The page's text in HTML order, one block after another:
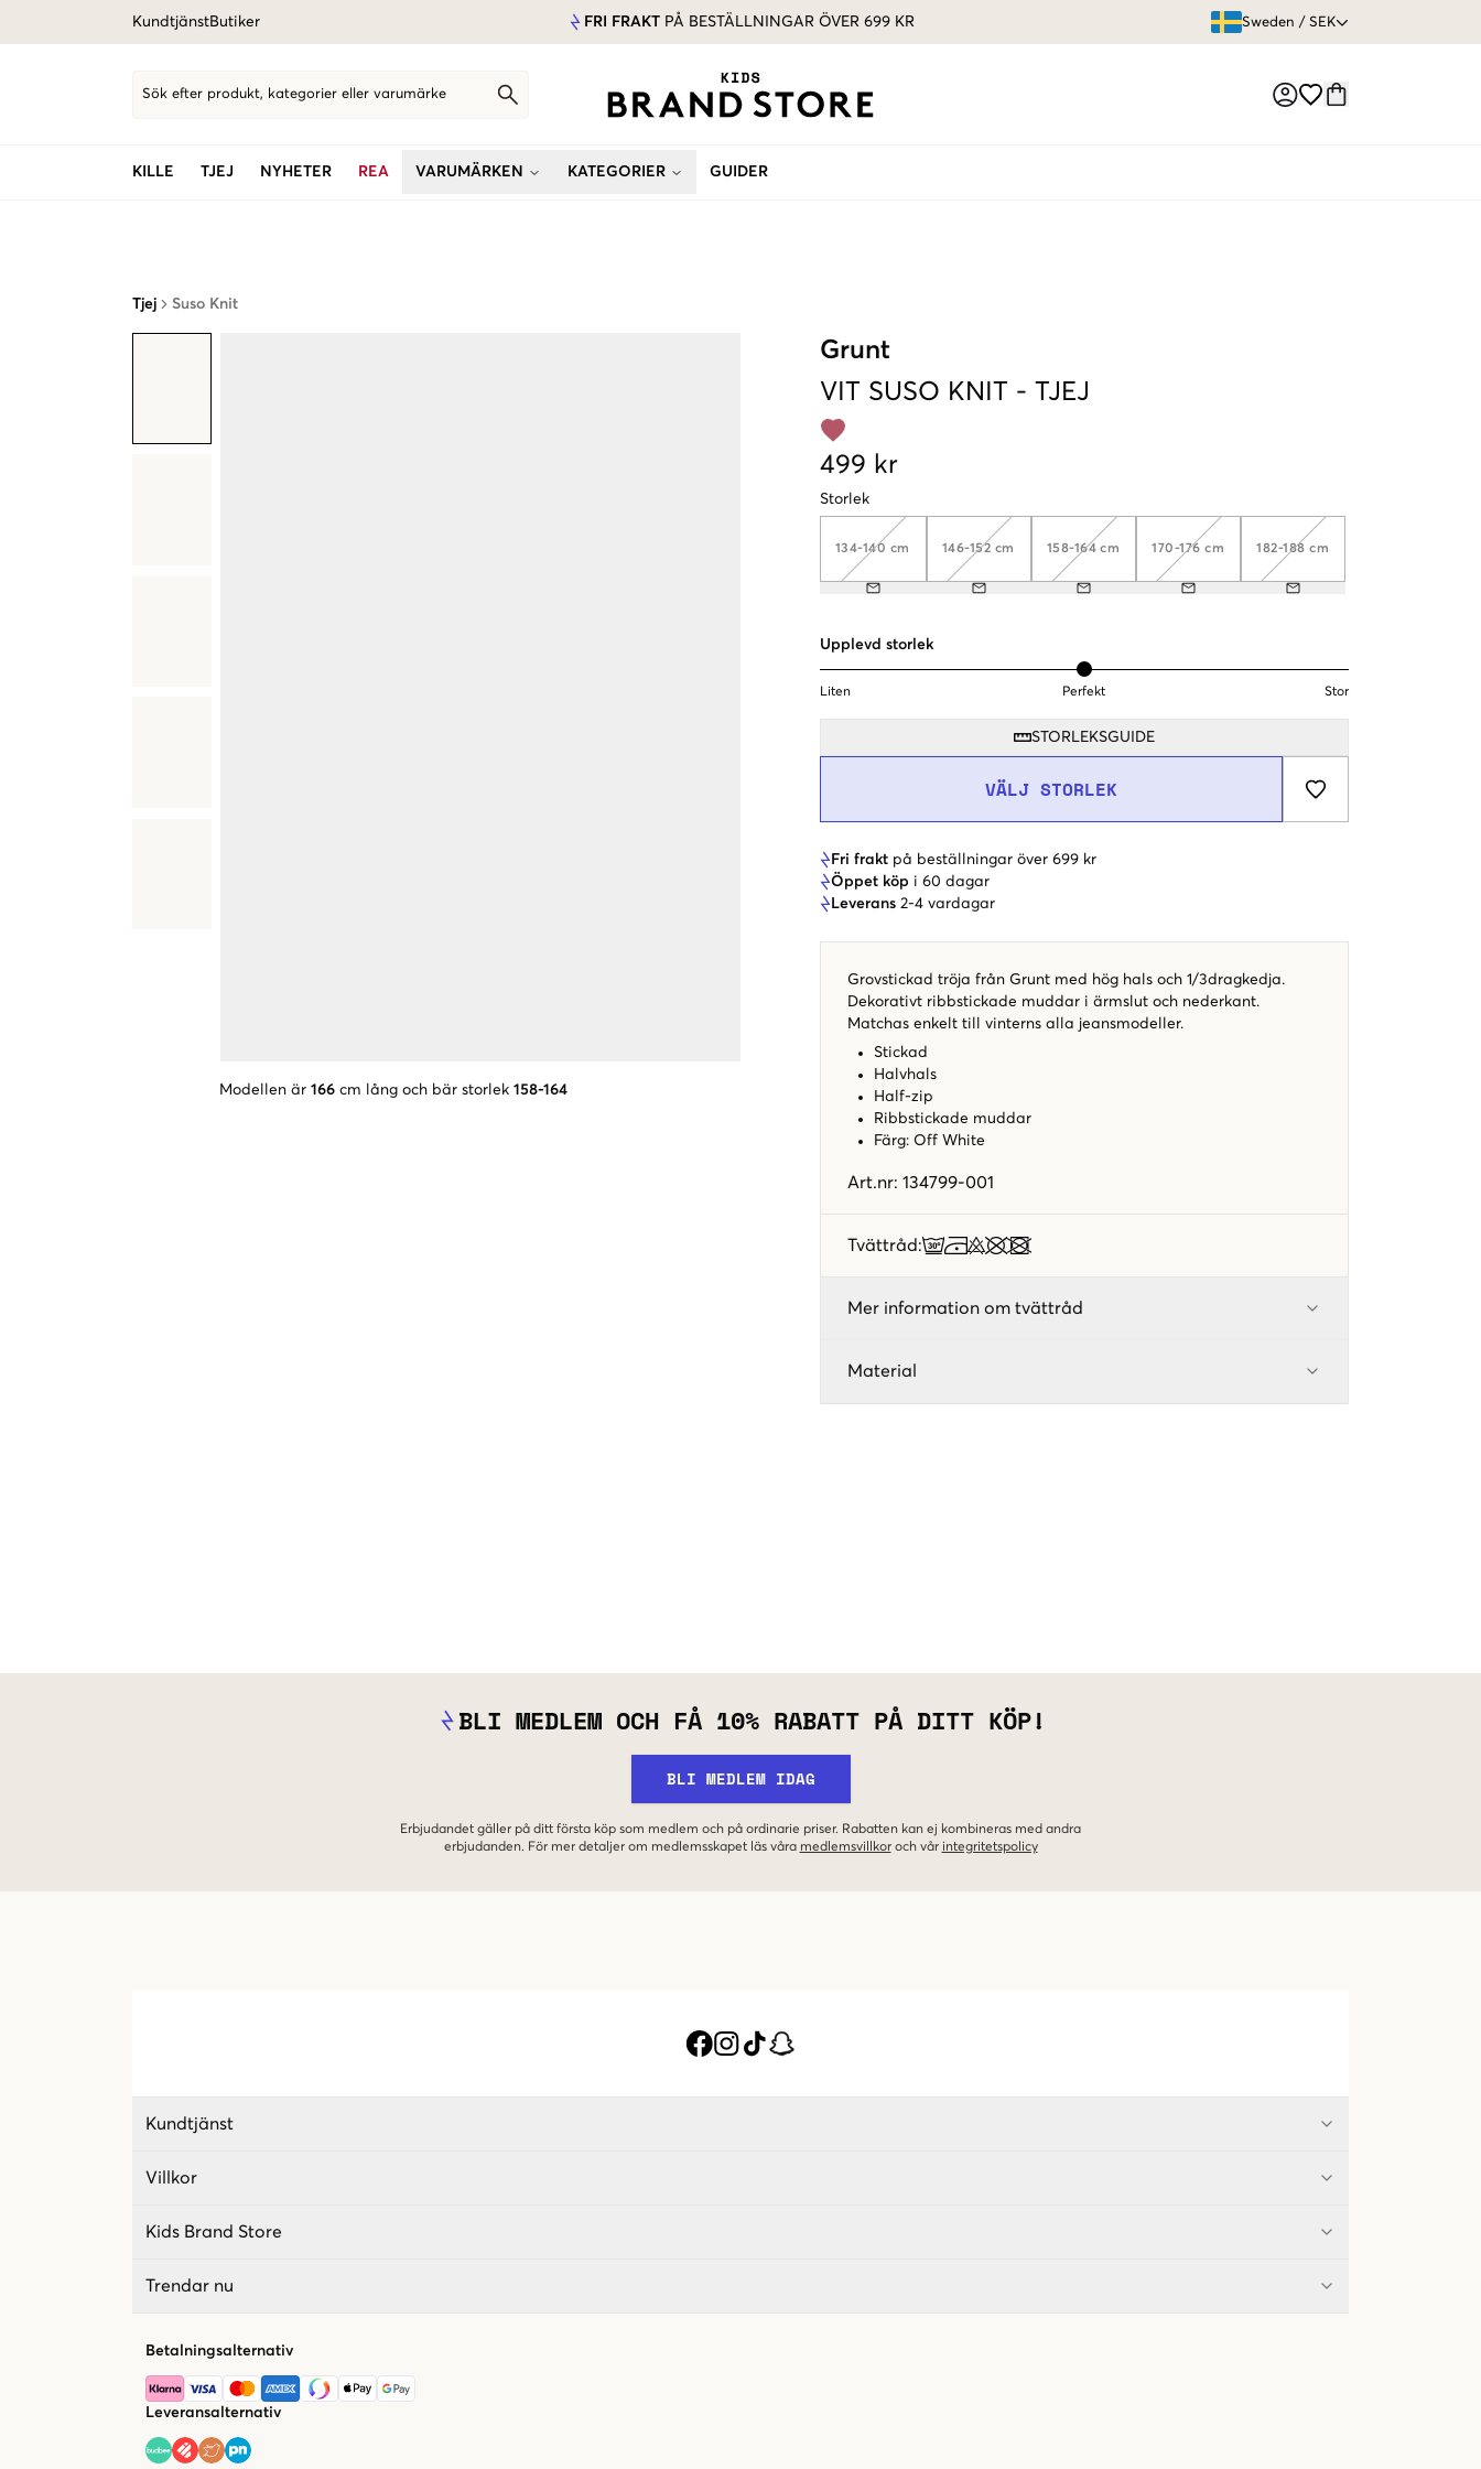
KundtjänstButiker FRI FRAKT PÅ BESTÄLLNINGAR ÖVER 699 KR Sweden / SEK
Sök efter produkt, kategorier eller varumärke
KILLE TJEJ NYHETER REA VARUMÄRKEN KATEGORIER GUIDER
Tjej Suso Knit
Modellen är 166 cm lång och bär storlek 158-164
Grunt
VIT SUSO KNIT - TJEJ
499 kr
Storlek
134-140 cm 146-152 cm 158-164 cm 170-176 cm 182-188 cm
Upplevd storlek
Liten Perfekt Stor
STORLEKSGUIDE
VÄLJ STORLEK
Fri frakt på beställningar över 699 kr
Öppet köp i 60 dagar
Leverans 2-4 vardagar
Grovstickad tröja från Grunt med hög hals och 1/3dragkedja.
Dekorativt ribbstickade muddar i ärmslut och nederkant.
Matchas enkelt till vinterns alla jeansmodeller.
Stickad
Halvhals
Half-zip
Ribbstickade muddar
Färg: Off White
Art.nr: 134799-001
Tvättråd:
Mer information om tvättråd
Material
BLI MEDLEM OCH FÅ 10% RABATT PÅ DITT KÖP!
BLI MEDLEM IDAG
Erbjudandet gäller på ditt första köp som medlem och på ordinarie priser. Rabatten kan ej kombineras med andra
erbjudanden. För mer detaljer om medlemsskapet läs våra medlemsvillkor och vår integritetspolicy
Kundtjänst
Villkor
Kids Brand Store
Trendar nu
Betalningsalternativ
Leveransalternativ